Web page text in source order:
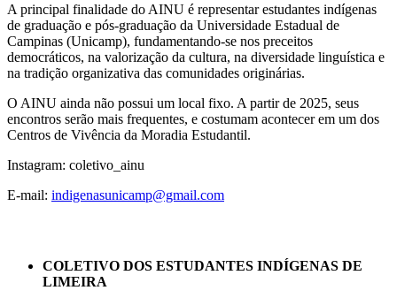
A principal finalidade do AINU é representar estudantes indígenas
de graduação e pós-graduação da Universidade Estadual de
Campinas (Unicamp), fundamentando-se nos preceitos
democráticos, na valorização da cultura, na diversidade linguística e
na tradição organizativa das comunidades originárias.
O AINU ainda não possui um local fixo. A partir de 2025, seus
encontros serão mais frequentes, e costumam acontecer em um dos
Centros de Vivência da Moradia Estudantil.
Instagram: coletivo_ainu
E-mail: indigenasunicamp@gmail.com
COLETIVO DOS ESTUDANTES INDÍGENAS DE
LIMEIRA